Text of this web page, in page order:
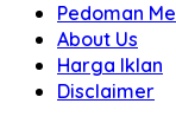
Pedoman
About Us
Harga Iklan
Disclaimer